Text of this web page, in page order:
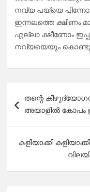
നവ്യ പയ്യെ പിന്നോട്ട്
ഇന്നലത്തെ ക്ഷീണം
എല്ലാ ക്ഷീണോം ഇപ്പ
നവ്യയെയും കൊണ്ടു
navigation
തന്റെ
അയാളിൽ കോപം
കളിയാക്കി